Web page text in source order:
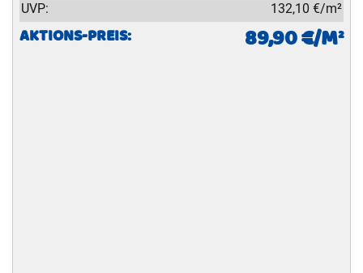
UVP:
132,10 €/m²
AKTIONS-PREIS: 89,90 €/M²